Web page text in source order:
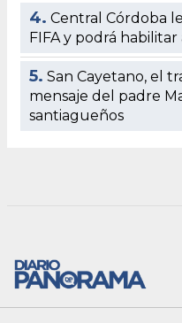
4. Central Córdoba
FIFA y podrá
5. San Cayetano, el
mensaje del padre
santiagueños